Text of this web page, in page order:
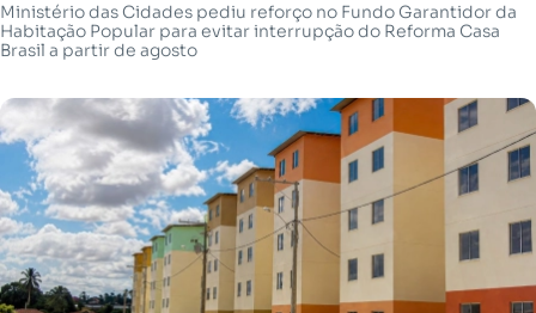
Ministério das Cidades pediu reforço no Fundo Garantidor da
Habitação Popular para evitar interrupção do Reforma Casa
Brasil a partir de agosto